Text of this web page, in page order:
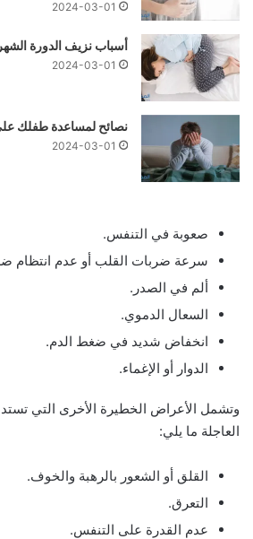
2024-03-01
أسباب نزيف الدورة
2024-03-01
نصائح لمساعدة طفلك
2024-03-01
صعوبة في التنفس.
سرعة ضربات القلب أو عدم انتظام
ألم في الصدر.
السعال الدموي.
انخفاض شديد في ضغط الدم.
الدوار أو الإغماء.
وتشمل الأعراض الخطيرة الأخرى التي
العاجلة ما يلي:
القلق أو الشعور بالرهبة والخوف.
التعرق.
عدم القدرة على التنفس.